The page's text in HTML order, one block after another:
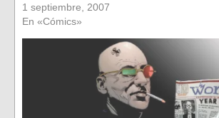
1 septiembre, 2007
En «Cómics»